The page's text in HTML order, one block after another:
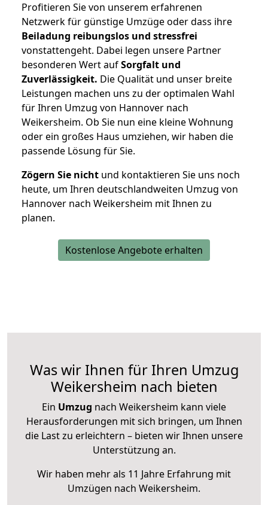
Profitieren Sie von unserem erfahrenen
Netzwerk für günstige Umzüge oder dass ihre
Beiladung reibungslos und stressfrei
vonstattengeht. Dabei legen unsere Partner
besonderen Wert aufSorgfalt und
Zuverlässigkeit. Die Qualität und unser breite
Leistungen machen uns zu der optimalen Wahl
für Ihren Umzug von Hannover nach
Weikersheim. Ob Sie nun eine kleine Wohnung
oder ein großes Haus umziehen, wir haben die
passende Lösung für Sie.
Zögern Sie nicht und kontaktieren Sie uns noch
heute, um Ihren deutschlandweiten Umzug von
Hannover nach Weikersheim mit Ihnen zu
planen.
Kostenlose Angebote erhalten
Was wir Ihnen für Ihren Umzug
Weikersheim nach bieten
Ein Umzug nach Weikersheim kann viele
Herausforderungen mit sich bringen, um Ihnen
die Last zu erleichtern – bieten wir Ihnen unsere
Unterstützung an.
Wir haben mehr als 11 Jahre Erfahrung mit
Umzügen nach Weikersheim.